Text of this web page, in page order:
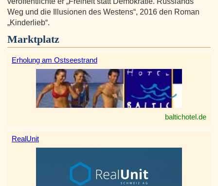
Weg und die Illusionen des Westens“, 2016 den Roman
„Kinderlieb“.
Marktplatz
Erholung am Ostseestrand
baltichotel.de
RealUnit